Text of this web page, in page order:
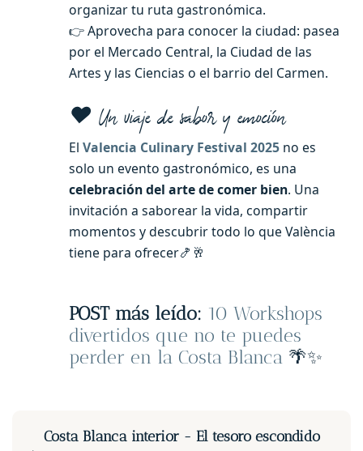
organizar tu ruta gastronómica.
👉 Aprovecha para conocer la ciudad: pasea
por el Mercado Central, la Ciudad de las
Artes y las Ciencias o el barrio del Carmen.
❤️ Un viaje de sabor y emoción
El Valencia Culinary Festival 2025 no es
solo un evento gastronómico, es una
celebración del arte de comer bien. Una
invitación a saborear la vida, compartir
momentos y descubrir todo lo que València
tiene para ofrecer🍤🥂
POST más leído: 10 Workshops
divertidos que no te puedes
perder en la Costa Blanca 🌴✨
Costa Blanca interior - El tesoro escondido